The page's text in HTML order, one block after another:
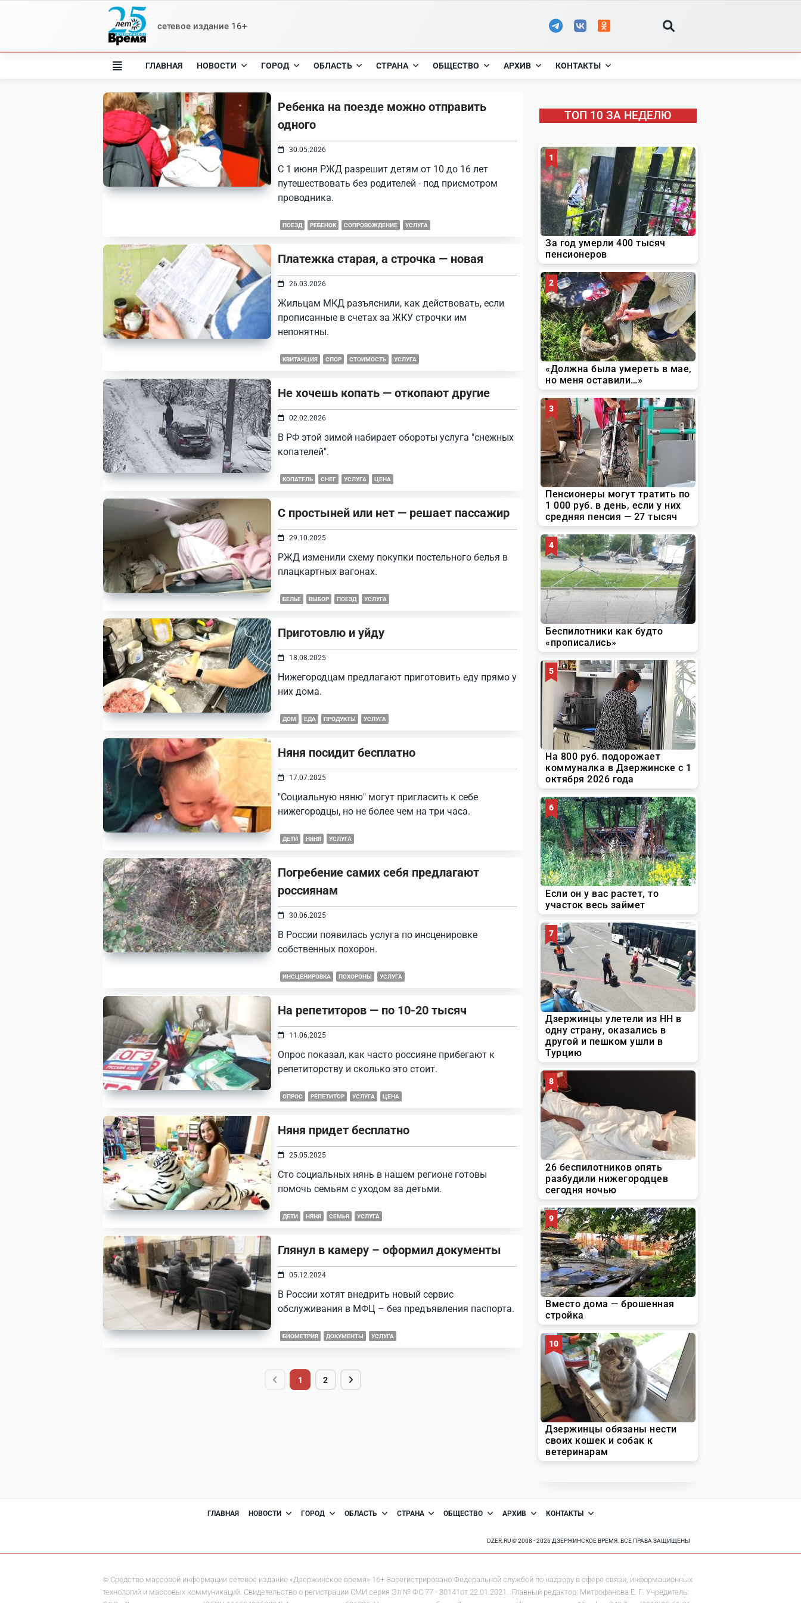
сетевое издание 16+
ГЛАВНАЯ НОВОСТИ ГОРОД ОБЛАСТЬ СТРАНА ОБЩЕСТВО АРХИВ КОНТАКТЫ
Ребенка на поезде можно отправить
одного
30.05.2026
С 1 июня РЖД разрешит детям от 10 до 16 лет
путешествовать без родителей - под присмотром
проводника.
ПОЕЗД РЕБЕНОК СОПРОВОЖДЕНИЕ УСЛУГА
Платежка старая, а строчка — новая
26.03.2026
Жильцам МКД разъяснили, как действовать, если
прописанные в счетах за ЖКУ строчки им
непонятны.
КВИТАНЦИЯ СПОР СТОИМОСТЬ УСЛУГА
Не хочешь копать — откопают другие
02.02.2026
В РФ этой зимой набирает обороты услуга "снежных
копателей".
КОПАТЕЛЬ СНЕГ УСЛУГА ЦЕНА
С простыней или нет — решает пассажир
29.10.2025
РЖД изменили схему покупки постельного белья в
плацкартных вагонах.
БЕЛЬЕ ВЫБОР ПОЕЗД УСЛУГА
Приготовлю и уйду
18.08.2025
Нижегородцам предлагают приготовить еду прямо у
них дома.
ДОМ ЕДА ПРОДУКТЫ УСЛУГА
Няня посидит бесплатно
17.07.2025
"Социальную няню" могут пригласить к себе
нижегородцы, но не более чем на три часа.
ДЕТИ НЯНЯ УСЛУГА
Погребение самих себя предлагают
россиянам
30.06.2025
В России появилась услуга по инсценировке
собственных похорон.
ИНСЦЕНИРОВКА ПОХОРОНЫ УСЛУГА
На репетиторов — по 10-20 тысяч
11.06.2025
Опрос показал, как часто россияне прибегают к
репетиторству и сколько это стоит.
ОПРОС РЕПЕТИТОР УСЛУГА ЦЕНА
Няня придет бесплатно
25.05.2025
Сто социальных нянь в нашем регионе готовы
помочь семьям с уходом за детьми.
ДЕТИ НЯНЯ СЕМЬЯ УСЛУГА
Глянул в камеру – оформил документы
05.12.2024
В России хотят внедрить новый сервис
обслуживания в МФЦ – без предъявления паспорта.
БИОМЕТРИЯ ДОКУМЕНТЫ УСЛУГА
1 2
ТОП 10 ЗА НЕДЕЛЮ
ГЛАВНАЯ НОВОСТИ ГОРОД ОБЛАСТЬ СТРАНА ОБЩЕСТВО АРХИВ КОНТАКТЫ
DZER.RU © 2008 - 2026 ДЗЕРЖИНСКОЕ ВРЕМЯ. ВСЕ ПРАВА ЗАЩИЩЕНЫ
© Средство массовой информации сетевое издание «Дзержинское время» 16+ Зарегистрировано Федеральной службой по надзору в сфере связи, информационных
технологий и массовых коммуникаций. Свидетельство о регистрации СМИ серия Эл № ФС 77 - 80141от 22.01.2021. Главный редактор: Митрофанова Е. Г. Учредитель: